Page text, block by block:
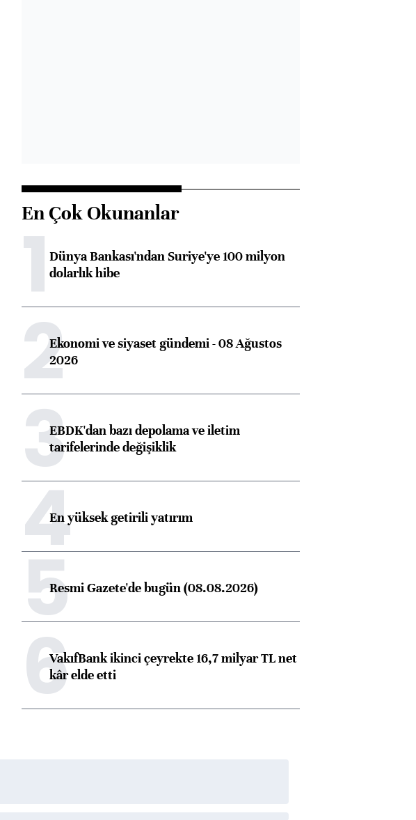
En Çok Okunanlar
1Dünya Bankası'ndan Suriye'ye 100 milyon
dolarlık hibe
2Ekonomi ve siyaset gündemi - 08 Ağustos
2026
3EBDK'dan bazı depolama ve iletim
tarifelerinde değişiklik
4En yüksek getirili yatırım
5Resmi Gazete'de bugün (08.08.2026)
6VakıfBank ikinci çeyrekte 16,7 milyar TL net
kâr elde etti